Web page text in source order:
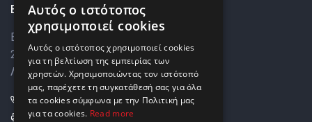
Επικοινωνία
Βάρκιζας 8,
2033 Στρόβολος,
Λευκωσία, Κύπρος
+357 22449999
+357 22449989
GREEK
Αυτός ο ιστότοπος
χρησιμοποιεί cookies
Αυτός ο ιστότοπος χρησιμοποιεί cookies
για τη βελτίωση της εμπειρίας των
χρηστών. Χρησιμοποιώντας τον ιστότοπό
μας, παρέχετε τη συγκατάθεσή σας για όλα
τα cookies σύμφωνα με την Πολιτική μας
για τα cookies. Read more